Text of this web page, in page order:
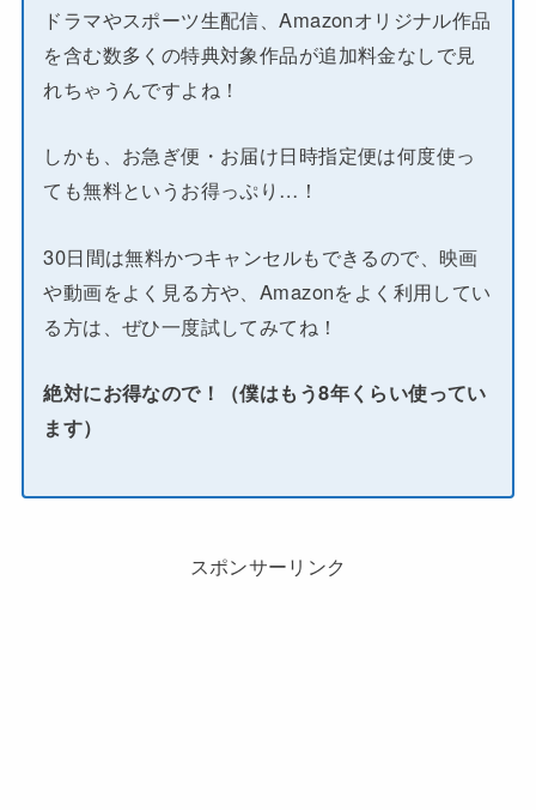
ドラマやスポーツ生配信、Amazonオリジナル作品
を含む数多くの特典対象作品が追加料金なしで見
れちゃうんですよね！
しかも、お急ぎ便・お届け日時指定便は何度使っ
ても無料というお得っぷり…！
30日間は無料かつキャンセルもできるので、映画
や動画をよく見る方や、Amazonをよく利用してい
る方は、ぜひ一度試してみてね！
絶対にお得なので！（僕はもう8年くらい使ってい
ます）
スポンサーリンク